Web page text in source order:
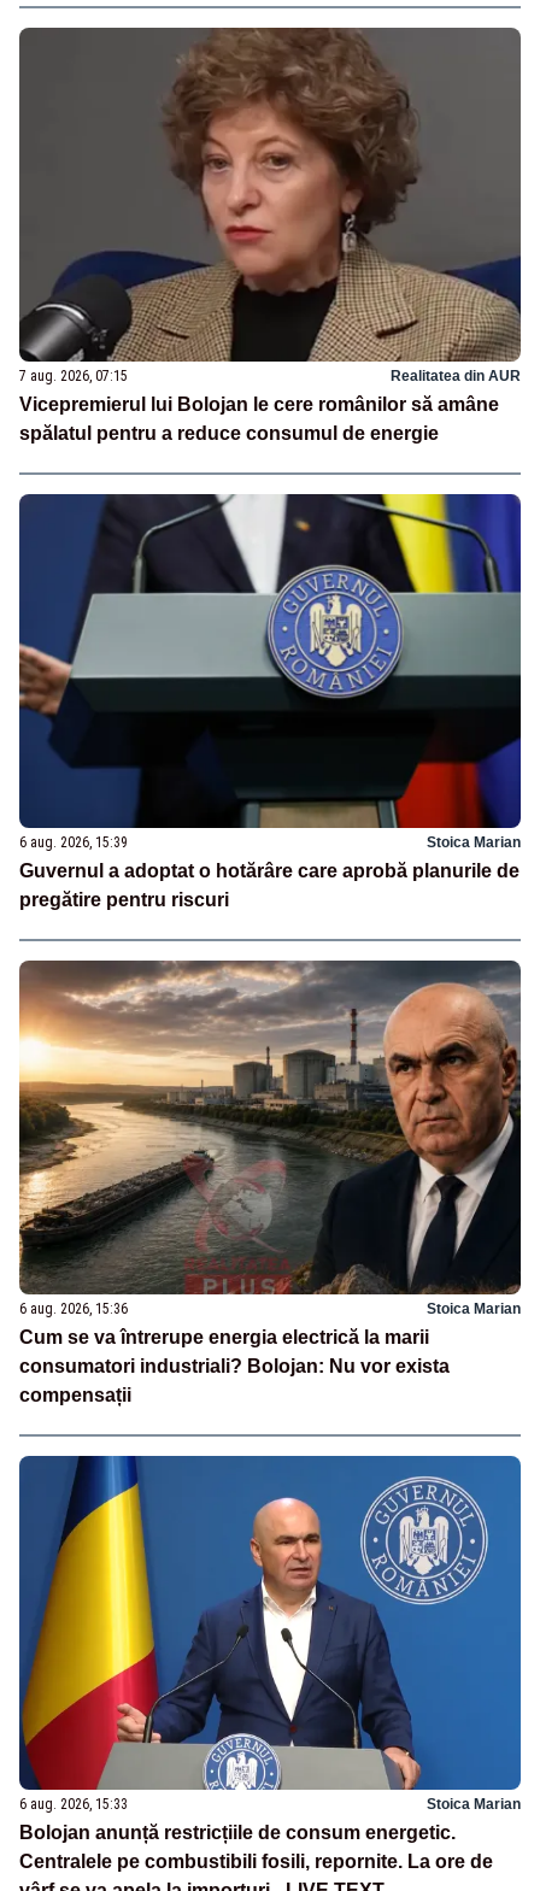
7 aug. 2026, 07:15 Realitatea din AUR
Vicepremierul lui Bolojan le cere românilor să amâne
spălatul pentru a reduce consumul de energie
6 aug. 2026, 15:39 Stoica Marian
Guvernul a adoptat o hotărâre care aprobă planurile de
pregătire pentru riscuri
6 aug. 2026, 15:36 Stoica Marian
Cum se va întrerupe energia electrică la marii
consumatori industriali? Bolojan: Nu vor exista
compensații
6 aug. 2026, 15:33 Stoica Marian
Bolojan anunță restricțiile de consum energetic.
Centralele pe combustibili fosili, repornite. La ore de